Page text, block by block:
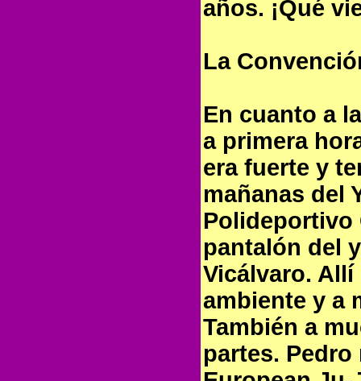
años. ¡Qué
La
En cuanto a
a primera
era fuerte y
mañanas del
Polideportivo
pantalón del
Vicálvaro.
ambiente y a
También a
partes.